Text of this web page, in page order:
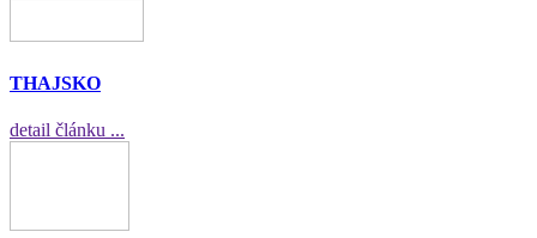
THAJSKO
detail článku ...